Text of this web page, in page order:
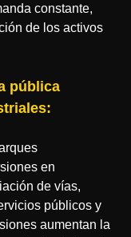
constante,
de los activos
pública
en
de vías,
públicos y
aumentan la